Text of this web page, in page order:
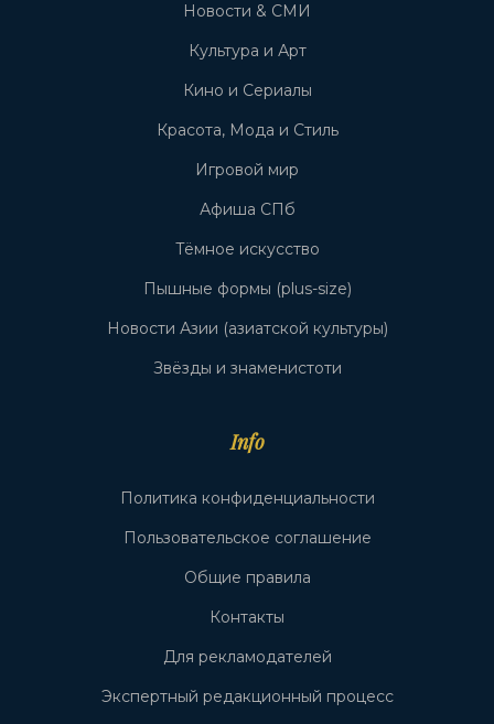
Новости & СМИ
Культура и Арт
Кино и Сериалы
Красота, Мода и Стиль
Игровой мир
Афиша СПб
Тёмное искусство
Пышные формы (plus-size)
Новости Азии (азиатской культуры)
Звёзды и знаменистоти
Info
Политика конфиденциальности
Пользовательское соглашение
Общие правила
Контакты
Для рекламодателей
Экспертный редакционный процесс